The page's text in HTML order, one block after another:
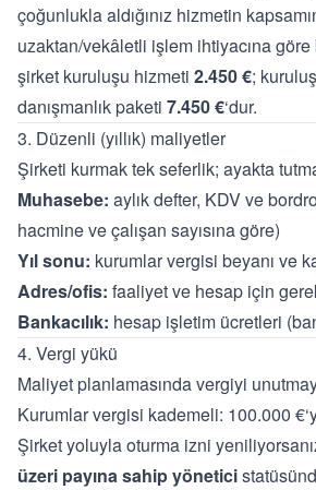
çoğunlukla aldığınız hizmetin
uzaktan/vekâletli işlem ihtiyacına göre
şirket kuruluşu hizmeti 2.450 €;
danışmanlık paketi 7.450 €‘dur.
3. Düzenli (yıllık) maliyetler
Şirketi kurmak tek seferlik; ayakta
Muhasebe: aylık defter, KDV ve
hacmine ve çalışan sayısına göre)
Yıl sonu: kurumlar vergisi beyanı ve
Adres/ofis: faaliyet ve hesap için
Bankacılık: hesap işletim ücretleri
4. Vergi yükü
Maliyet planlamasında vergiyi
Kurumlar vergisi kademeli: 100.000
Şirket yoluyla oturma izni
üzeri payına sahip yönetici